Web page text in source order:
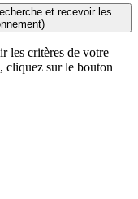
et recevoir les
les critères de votre
cliquez sur le bouton